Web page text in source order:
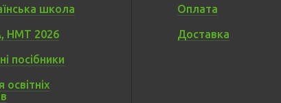
школа
НМТ 2026
посібники
освітніх
Оплата
Доставка